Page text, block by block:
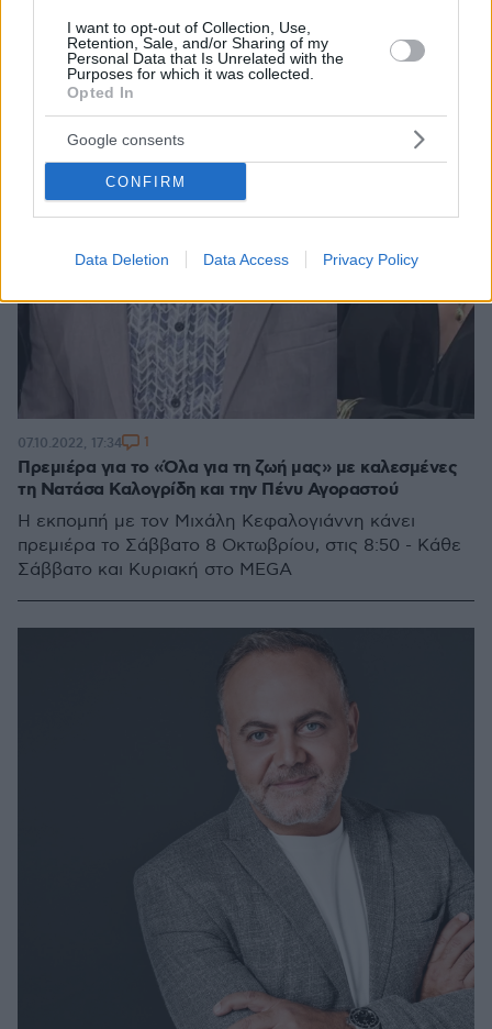
I want to opt-out of Collection, Use,
Retention, Sale, and/or Sharing of my
Personal Data that Is Unrelated with the
Purposes for which it was collected.
Opted In
Google consents
CONFIRM
Data Deletion Data Access Privacy Policy
Πρεμιέρα για το «Όλα για τη ζωή μας» με καλεσμένες
τη Νατάσα Καλογρίδη και την Πένυ Αγοραστού
Η εκπομπή με τον Μιχάλη Κεφαλογιάννη κάνει
πρεμιέρα το Σάββατο 8 Οκτωβρίου, στις 8:50 - Κάθε
Σάββατο και Κυριακή στο MEGA
07.10.2022, 17:34 1